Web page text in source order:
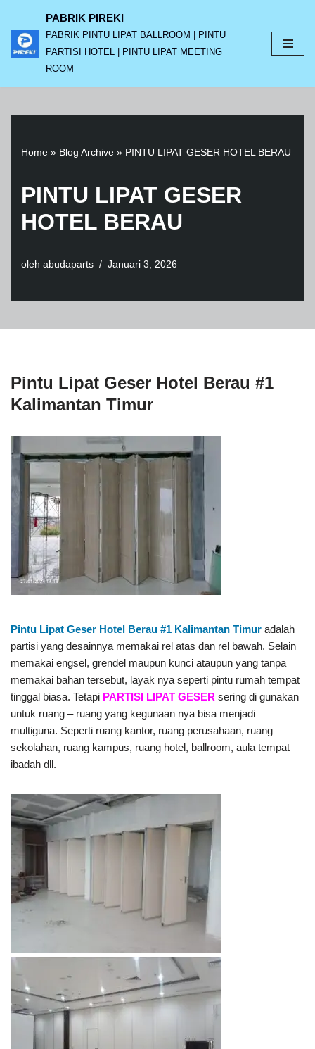
Lompat
ke
PABRIK PIREKI
PABRIK PINTU LIPAT BALLROOM | PINTU
PARTISI HOTEL | PINTU LIPAT MEETING
ROOM
Home » Blog Archive » PINTU LIPAT GESER HOTEL BERAU
PINTU LIPAT GESER
HOTEL BERAU
oleh abudaparts Januari 3, 2026
Pintu Lipat Geser Hotel Berau #1
Kalimantan Timur
Pintu Lipat Geser Hotel Berau #1 Kalimantan Timur adalah
partisi yang desainnya memakai rel atas dan rel bawah. Selain
memakai engsel, grendel maupun kunci ataupun yang tanpa
memakai bahan tersebut, layak nya seperti pintu rumah tempat
tinggal biasa. Tetapi PARTISI LIPAT GESER sering di gunakan
untuk ruang – ruang yang kegunaan nya bisa menjadi
multiguna. Seperti ruang kantor, ruang perusahaan, ruang
sekolahan, ruang kampus, ruang hotel, ballroom, aula tempat
ibadah dll.